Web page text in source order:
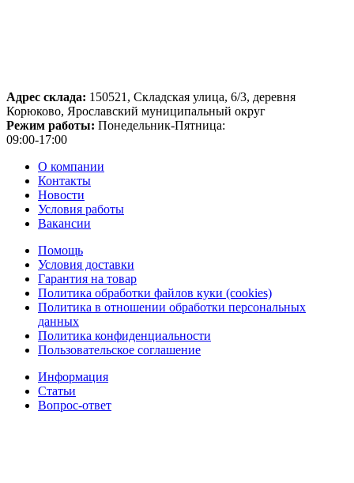
Адрес склада: 150521, Складская улица, 6/3, деревня
Корюково, Ярославский муниципальный округ
Режим работы: Понедельник-Пятница:
09:00-17:00
О компании
Контакты
Новости
Условия работы
Вакансии
Помощь
Условия доставки
Гарантия на товар
Политика обработки файлов куки (cookies)
Политика в отношении обработки персональных
данных
Политика конфиденциальности
Пользовательское соглашение
Информация
Статьи
Вопрос-ответ